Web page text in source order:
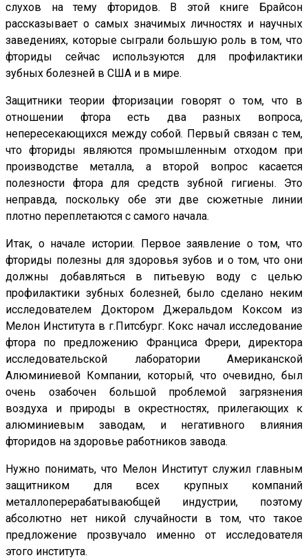
слухов на тему фторидов. В этой книге Брайсон
рассказывает о самых значимых личностях и научных
заведениях, которые сыграли большую роль в том, что
фториды сейчас используются для профилактики
зубных болезней в США и в мире.
Защитники теории фторизации говорят о том, что в
отношении фтора есть два разных вопроса,
непересекающихся между собой. Первый связан с тем,
что фториды являются промышленным отходом при
производстве металла, а второй вопрос касается
полезности фтора для средств зубной гигиены. Это
неправда, поскольку обе эти две сюжетные линии
плотно переплетаются с самого начала.
Итак, о начале истории. Первое заявление о том, что
фториды полезны для здоровья зубов и о том, что они
должны добавляться в питьевую воду с целью
профилактики зубных болезней, было сделано неким
исследователем Доктором Джеральдом Коксом из
Мелон Института в г.Питсбург. Кокс начал исследование
фтора по предложению Франциса Фрери, директора
исследовательской лаборатории Американской
Алюминиевой Компании, который, что очевидно, был
очень озабочен большой проблемой загрязнения
воздуха и природы в окрестностях, прилегающих к
алюминиевым заводам, и негативного влияния
фторидов на здоровье работников завода.
Нужно понимать, что Мелон Институт служил главным
защитником для всех крупных компаний
металлоперерабатываюбщей индустрии, поэтому
абсолютно нет никой случайности в том, что такое
предложение прозвучало именно от исследователя
этого института.